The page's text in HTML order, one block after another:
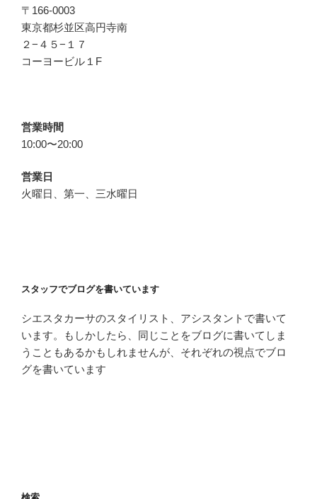
〒166-0003
東京都杉並区高円寺南
２−４５−１７
コーヨービル１F
営業時間
10:00〜20:00
営業日
火曜日、第一、三水曜日
スタッフでブログを書いています
シエスタカーサのスタイリスト、アシスタントで書いて
います。もしかしたら、同じことをブログに書いてしま
うこともあるかもしれませんが、それぞれの視点でブロ
グを書いています